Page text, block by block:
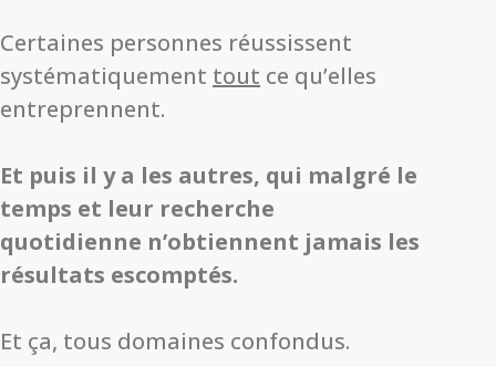
Certaines personnes réussissent
systématiquement tout ce qu’elles
entreprennent.
Et puis il y a les autres, qui malgré le
temps et leur recherche
quotidienne n’obtiennent jamais les
résultats escomptés.
Et ça, tous domaines confondus.